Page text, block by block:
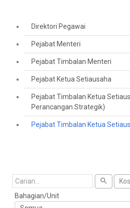
Direktori Pegawai
Pejabat Menteri
Pejabat Timbalan Menteri
Pejabat Ketua Setiausaha
Pejabat Timbalan Ketua
Perancangan Strategik)
Pejabat Timbalan Ketua
Cari
Bahagian/Unit